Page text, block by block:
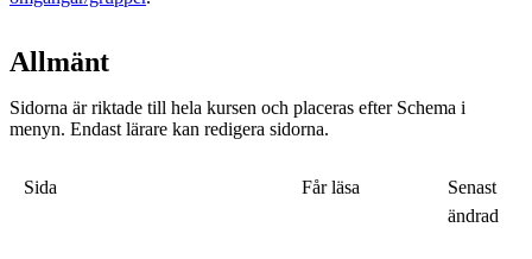
Allmänt
Sidorna är riktade till hela kursen och placeras efter Schema i
menyn. Endast lärare kan redigera sidorna.
Sida Får läsa
Senast
ändrad